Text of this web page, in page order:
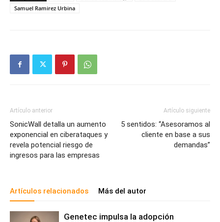
Samuel Ramirez Urbina
Artículo anterior
SonicWall detalla un aumento
exponencial en ciberataques y
revela potencial riesgo de
ingresos para las empresas
Artículo siguiente
5 sentidos: “Asesoramos al
cliente en base a sus
demandas”
Artículos relacionados Más del autor
Genetec impulsa la adopción